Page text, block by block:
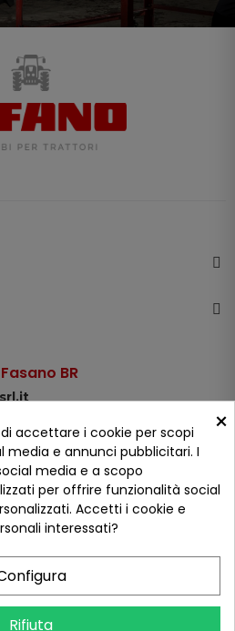
BR
51 100
×
accettare i cookie per scopi
media e annunci pubblicitari. I
media e a scopo
per offrire funzionalità social
Accetti i cookie e
interessati?
Rifiuta